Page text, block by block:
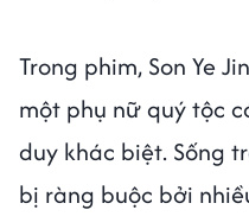
Trong phim, Son Ye
một phụ nữ quý tộc
duy khác biệt. Sống
bị ràng buộc bởi